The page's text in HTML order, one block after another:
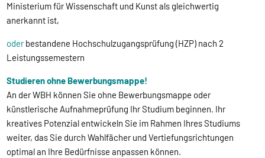
Ministerium für Wissenschaft und Kunst als gleichwertig
anerkannt ist,
oderbestandene Hochschulzugangsprüfung (HZP) nach 2
Leistungssemestern
Studieren ohne Bewerbungsmappe!
An der WBH können Sie ohne Bewerbungsmappe oder
künstlerische Aufnahmeprüfung Ihr Studium beginnen. Ihr
kreatives Potenzial entwickeln Sie im Rahmen Ihres Studiums
weiter, das Sie durch Wahlfächer und Vertiefungsrichtungen
optimal an Ihre Bedürfnisse anpassen können.